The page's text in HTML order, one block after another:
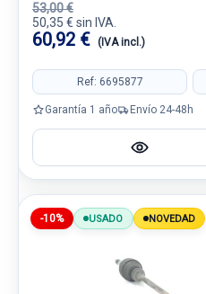
53,00 €
50,35 € sin IVA.
60,92 € (IVA incl.)
Ref: 6695877
Garantía 1 año Envío 24-48h
-10% USADO NOVEDAD